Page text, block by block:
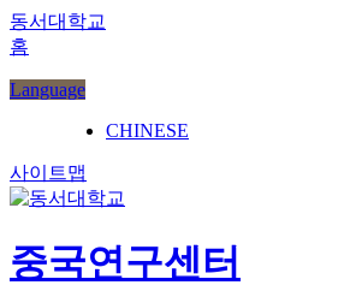
동서대학교
홈
Language
CHINESE
사이트맵
중국연구센터